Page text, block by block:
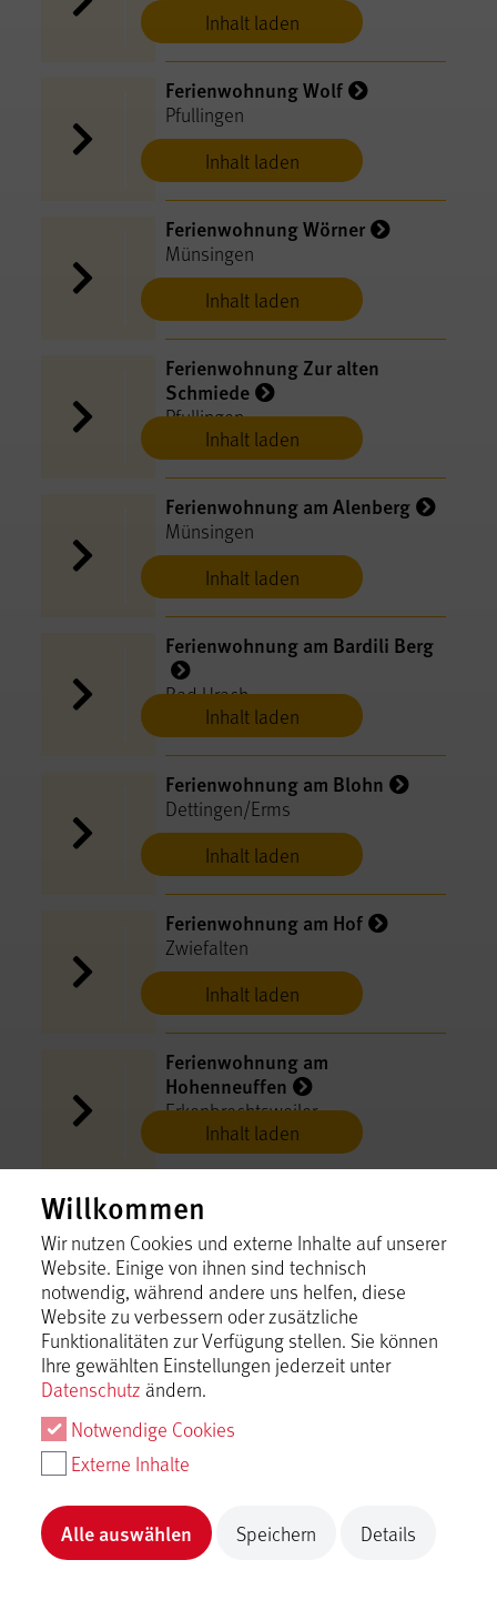
Inhalt laden
Inhalt laden
Ferienwohnung Wolf
Pfullingen
Inhalt laden
Ferienwohnung Wörner
Münsingen
Inhalt laden
Ferienwohnung Zur alten
Schmiede
Pfullingen
Inhalt laden
Ferienwohnung am Alenberg
Münsingen
Inhalt laden
Ferienwohnung am Bardili Berg
Bad Urach
Inhalt laden
Ferienwohnung am Blohn
Dettingen/Erms
Inhalt laden
Ferienwohnung am Hof
Zwiefalten
Inhalt laden
Ferienwohnung am
Hohenneuffen
Erkenbrechtsweiler
Inhalt laden
Ferienwohnung am Kirchberg
St. Johann
Ferienwohnung am Kurpark
Bad Urach
Inhalt laden
Ferienwohnung ausZeit
Lichtenstein
Willkommen
Wir nutzen Cookies und externe Inhalte auf unserer
Website. Einige von ihnen sind technisch
notwendig, während andere uns helfen, diese
Website zu verbessern oder zusätzliche
Funktionalitäten zur Verfügung stellen. Sie können
Ihre gewählten Einstellungen jederzeit unter
Datenschutz ändern.
Notwendige Cookies
Externe Inhalte
Alle auswählen Speichern Details